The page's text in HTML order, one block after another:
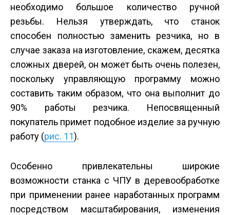
необходимо большое количество ручной
резьбы. Нельзя утверждать, что станок
способен полностью заменить резчика, но в
случае заказа на изготовление, скажем, десятка
сложных дверей, он может быть очень полезен,
поскольку управляющую программу можно
составить таким образом, что она выполнит до
90% работы резчика. Непосвященный
покупатель примет подобное изделие за ручную
работу (рис. 11).
Особенно привлекательны широкие
возможности станка с ЧПУ в деревообработке
при применении ранее наработанных программ
посредством масштабирования, изменения